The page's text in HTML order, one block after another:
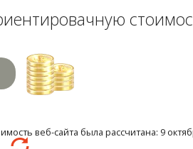
веб-сайта была рассчитана: 9